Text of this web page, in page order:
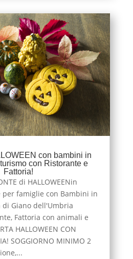
con bambini in
con Ristorante e
Fattoria!
di HALLOWEENin
famiglie con Bambini in
di Giano dell'Umbria
Fattoria con animali e
HALLOWEEN CON
SOGGIORNO MINIMO 2